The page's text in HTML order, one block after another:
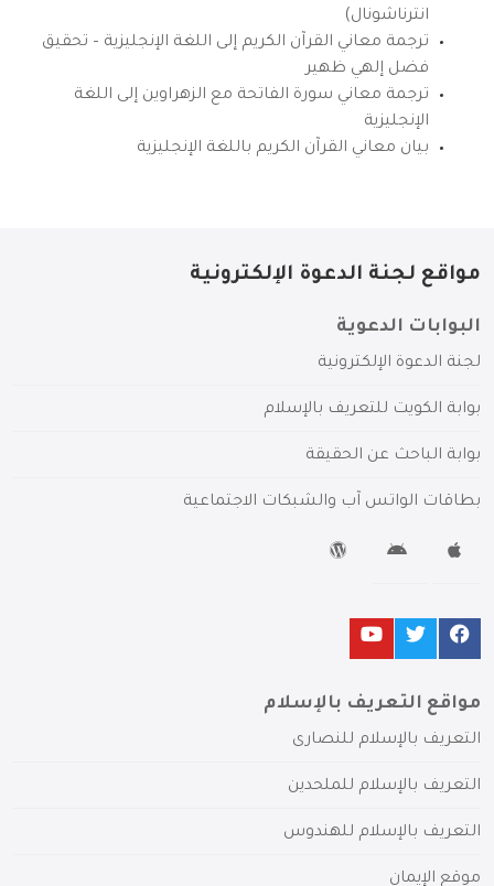
انترناشونال)
ترجمة معاني القرآن الكريم إلى اللغة الإنجليزية – تحقيق
فضل إلهي ظهير
ترجمة معاني سورة الفاتحة مع الزهراوين إلى اللغة
الإنجليزية
بيان معاني القرآن الكريم باللغة الإنجليزية
مواقع لجنة الدعوة الإلكترونية
البوابات الدعوية
لجنة الدعوة الإلكترونية
بوابة الكويت للتعريف بالإسلام
بوابة الباحث عن الحقيقة
بطاقات الواتس آب والشبكات الاجتماعية
مواقع التعريف بالإسلام
التعريف بالإسلام للنصارى
التعريف بالإسلام للملحدين
التعريف بالإسلام للهندوس
موقع الإيمان